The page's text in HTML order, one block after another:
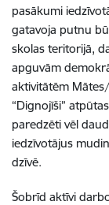
pasākumi
gatavoja putnu
skolas teritorijā,
apguvām
aktivitātēm
“Dignojīši”
paredzēti vēl
iedzīvotājus
dzīvē.
Šobrīd aktīvi